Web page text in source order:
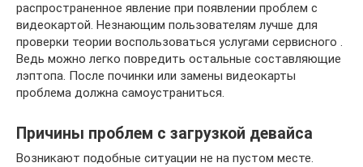
распространенное явление при появлении проблем с
видеокартой. Незнающим пользователям лучше для
проверки теории воспользоваться услугами сервисного .
Ведь можно легко повредить остальные составляющие
лэптопа. После починки или замены видеокарты
проблема должна самоустраниться.
Причины проблем с загрузкой девайса
Возникают подобные ситуации не на пустом месте.